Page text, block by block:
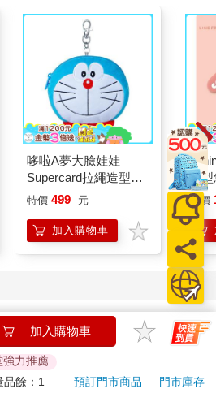
這個受美國管轄的波蘿蜜共和國，美
百萬人一樣不諳英語，或者只會說洋
。我痛恨他們這種預期心態，因此總
們的語言無論說寫都同樣精通。比起
的辭彙懂得更多，文法也更精確。我
就能聽懂克勞德形容大使是個
with his head up his ass」（搞
不肯承認這座城市馬上就要被攻陷。
因為我們暫時還不會退守。
此時破例了。他大吼道，私底下你們
有飛機從機場起飛，所有為美國人工
們都上你們大使館去申請了。你們撤
退了幼兒和孤兒。怎麼反而是美國人
？克勞德還算懂世故，一臉尷尬地解
會暴動，說不定還會對留下來的美國
樣的情形，當地的美國人自顧自地逃
。但儘管有此先例，西貢的氣氛卻異
現得就像婚姻觸礁的夫妻，只要沒有
頑強地抱著對方，一直浸在水裡。而
正在或曾經以某種能力為美國人工
支由美國人設計、猶如美軍翻版的軍
皮奧里亞或紐約州波基普西）一份漢
中有不少人認為一旦共產黨獲勝
哆啦A夢大臉娃娃
Supercard拉繩造型悠
遊卡【受託代銷】
特價 499 元
加入購物車
造型
託
特價
加入購物車
力推薦
品餘：1 預訂門市商品
門市庫存